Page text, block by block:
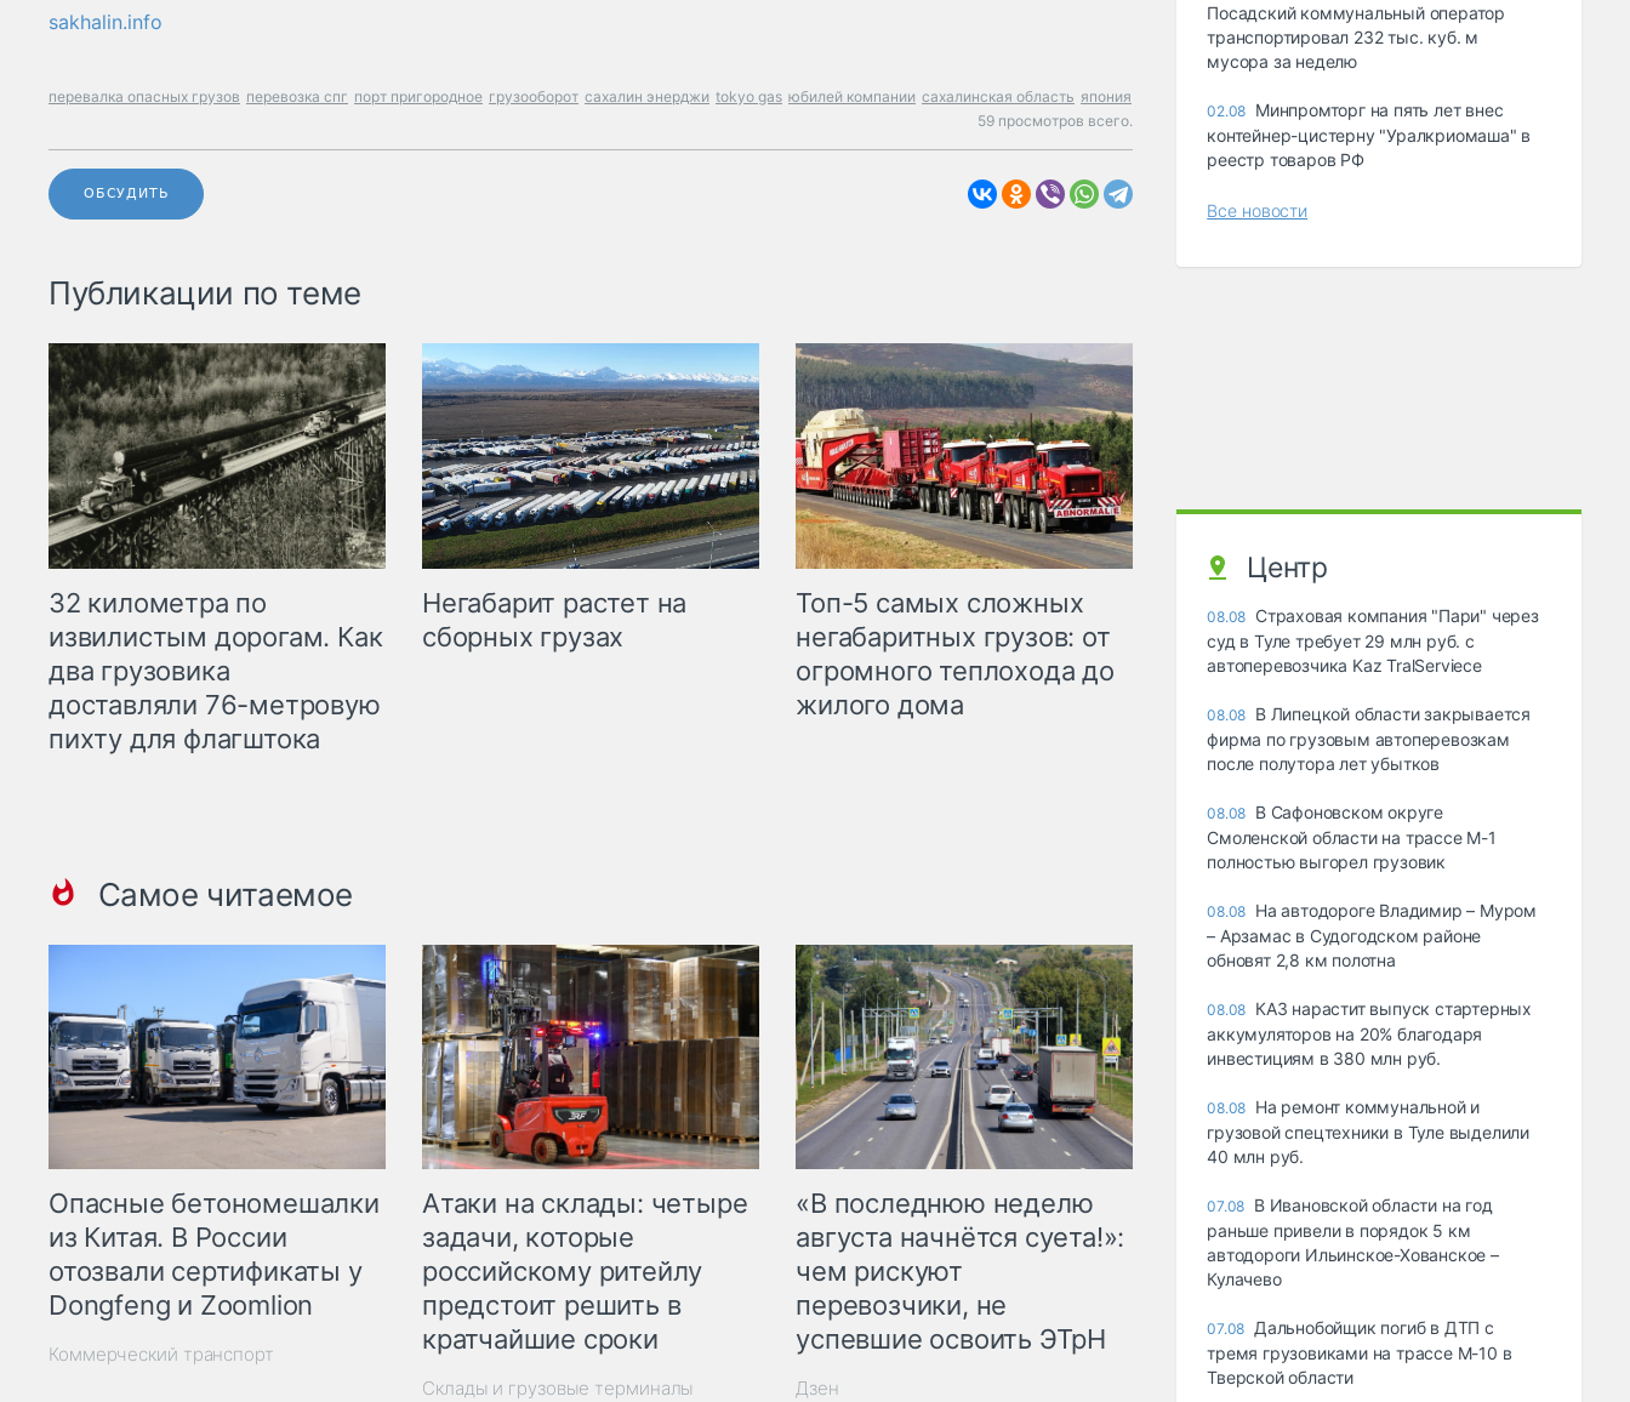
sakhalin.info
перевалка опасных грузов перевозка спг порт пригородное грузооборот сахалин энерджи tokyo gas юбилей компании сахалинская область япония
59 просмотров всего.
ОБСУДИТЬ
Публикации по теме
32 километра по
извилистым дорогам. Как
два грузовика
доставляли 76-метровую
пихту для флагштока
Негабарит растет на
сборных грузах
Топ-5 самых сложных
негабаритных грузов: от
огромного теплохода до
жилого дома
Самое читаемое
Опасные бетономешалки
из Китая. В России
отозвали сертификаты у
Dongfeng и Zoomlion
Коммерческий транспорт
Атаки на склады: четыре
задачи, которые
российскому ритейлу
предстоит решить в
кратчайшие сроки
Склады и грузовые терминалы
«В последнюю неделю
августа начнётся суета!»:
чем рискуют
перевозчики, не
успевшие освоить ЭТрН
Дзен
Посадский коммунальный оператор
транспортировал 232 тыс. куб. м
мусора за неделю
02.08 Минпромторг на пять лет внес
контейнер-цистерну "Уралкриомаша" в
реестр товаров РФ
Все новости
Центр
08.08 Страховая компания "Пари" через
суд в Туле требует 29 млн руб. с
автоперевозчика Kaz TralServiece
08.08 В Липецкой области закрывается
фирма по грузовым автоперевозкам
после полутора лет убытков
08.08 В Сафоновском округе
Смоленской области на трассе М-1
полностью выгорел грузовик
08.08 На автодороге Владимир – Муром
– Арзамас в Судогодском районе
обновят 2,8 км полотна
08.08 КАЗ нарастит выпуск стартерных
аккумуляторов на 20% благодаря
инвестициям в 380 млн руб.
08.08 На ремонт коммунальной и
грузовой спецтехники в Туле выделили
40 млн руб.
07.08 В Ивановской области на год
раньше привели в порядок 5 км
автодороги Ильинское-Хованское –
Кулачево
07.08 Дальнобойщик погиб в ДТП с
тремя грузовиками на трассе М-10 в
Тверской области